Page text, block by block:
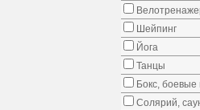
Шейпинг
Йога
Танцы
Бокс, боевые
Солярий,